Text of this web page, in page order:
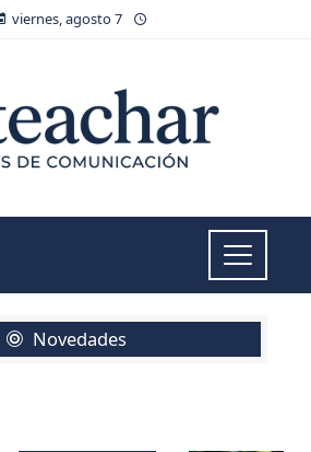
viernes, agosto 7
Novedades